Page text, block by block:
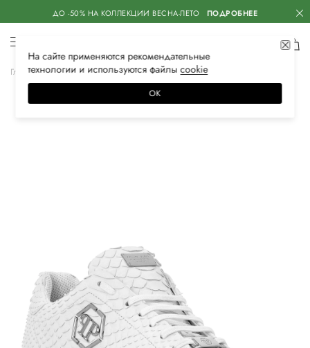
ДО -50% НА КОЛЛЕКЦИИ ВЕСНА-ЛЕТО ПОДРОБНЕЕ
Главная Мужская Обувь Кеды
На сайте применяются рекомендательные
технологии и используются файлысооkiе
ОК